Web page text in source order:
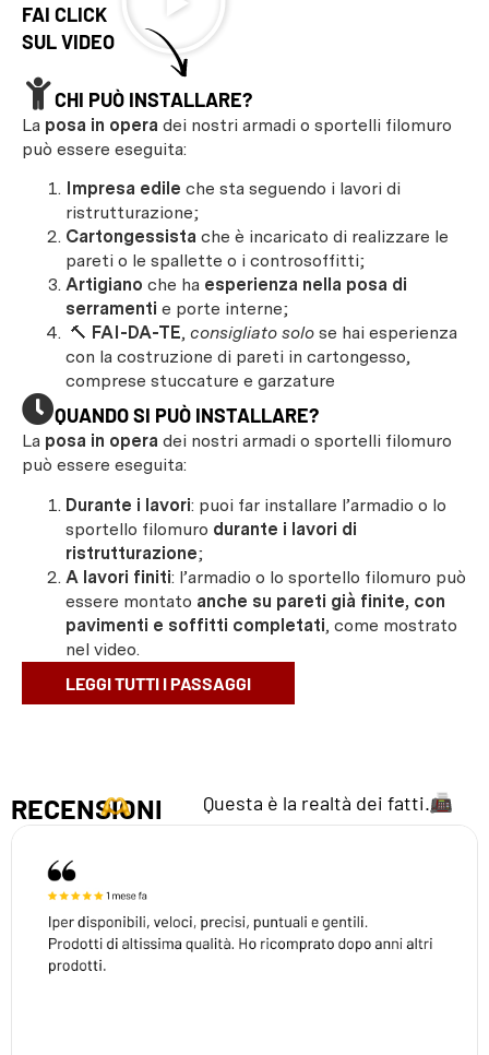
FAI CLICK
SUL VIDEO
CHI PUÒ INSTALLARE?
La posa in opera dei nostri armadi o sportelli filomuro
può essere eseguita:
Impresa edile che sta seguendo i lavori di
ristrutturazione;
Cartongessista che è incaricato di realizzare le
pareti o le spallette o i controsoffitti;
Artigiano che ha esperienza nella posa di
serramenti e porte interne;
🔨 FAI-DA-TE, consigliato solo se hai esperienza
con la costruzione di pareti in cartongesso,
comprese stuccature e garzature
QUANDO SI PUÒ INSTALLARE?
La posa in opera dei nostri armadi o sportelli filomuro
può essere eseguita:
Durante i lavori: puoi far installare l’armadio o lo
sportello filomuro durante i lavori di
ristrutturazione;
A lavori finiti: l’armadio o lo sportello filomuro può
essere montato anche su pareti già finite, con
pavimenti e soffitti completati, come mostrato
nel video.
LEGGI TUTTI I PASSAGGI
RECENSIONI Questa è la realtà dei fatti.